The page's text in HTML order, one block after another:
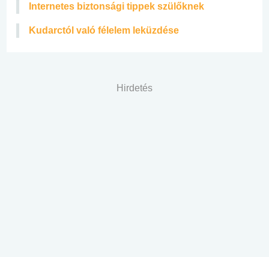
Internetes biztonsági tippek szülőknek
Kudarctól való félelem leküzdése
Hirdetés